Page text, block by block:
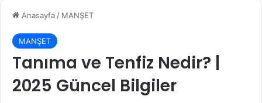
Anasayfa / MANŞET
MANŞET
Tanıma ve Tenfiz Nedir? |
2025 Güncel Bilgiler